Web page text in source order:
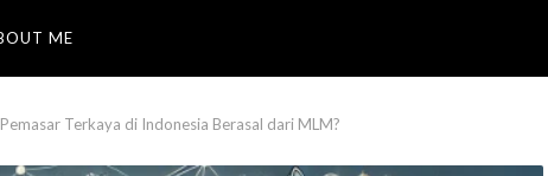
ME
Terkaya di Indonesia Berasal dari MLM?